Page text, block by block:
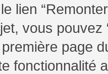
lien
vous pouvez
page
fonctionnalité